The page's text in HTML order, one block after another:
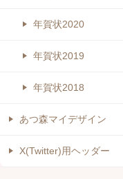
年賀状2020
年賀状2019
年賀状2018
あつ森マイデザイン
X(Twitter)用ヘッダー